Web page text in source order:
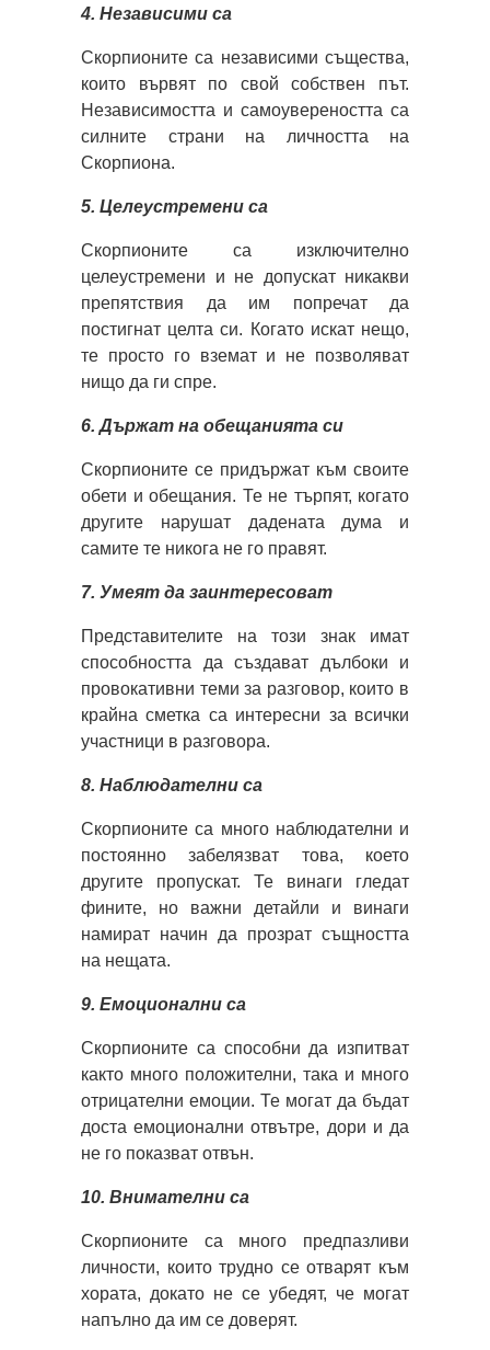
4. Независими са
Скорпионите са независими същества,
които вървят по свой собствен път.
Независимостта и самоувереността са
силните страни на личността на
Скорпиона.
5. Целеустремени са
Скорпионите са изключително
целеустремени и не допускат никакви
препятствия да им попречат да
постигнат целта си. Когато искат нещо,
те просто го вземат и не позволяват
нищо да ги спре.
6. Държат на обещанията си
Скорпионите се придържат към своите
обети и обещания. Те не търпят, когато
другите нарушат дадената дума и
самите те никога не го правят.
7. Умеят да заинтересоват
Представителите на този знак имат
способността да създават дълбоки и
провокативни теми за разговор, които в
крайна сметка са интересни за всички
участници в разговора.
8. Наблюдателни са
Скорпионите са много наблюдателни и
постоянно забелязват това, което
другите пропускат. Те винаги гледат
фините, но важни детайли и винаги
намират начин да прозрат същността
на нещата.
9. Емоционални са
Скорпионите са способни да изпитват
както много положителни, така и много
отрицателни емоции. Те могат да бъдат
доста емоционални отвътре, дори и да
не го показват отвън.
10. Внимателни са
Скорпионите са много предпазливи
личности, които трудно се отварят към
хората, докато не се убедят, че могат
напълно да им се доверят.